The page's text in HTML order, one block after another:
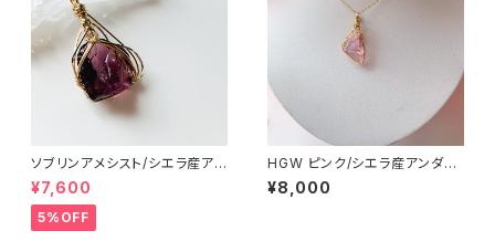
ソブリンアメシスト/シエラ産アン
ダラクリスタル ワイヤーペンダ
ントame-wp3
¥7,600
5%OFF
HGW ピンク/シエラ産アンダラ
クリスタル ワイヤーペンダント
HGW pk-wp3
¥8,000